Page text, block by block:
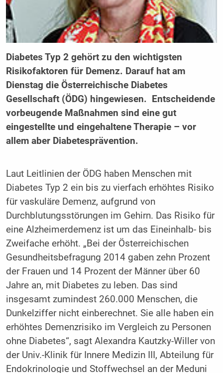
Diabetes Typ 2 gehört zu den wichtigsten
Risikofaktoren für Demenz. Darauf hat am
Dienstag die Österreichische Diabetes
Gesellschaft (ÖDG) hingewiesen. Entscheidende
vorbeugende Maßnahmen sind eine gut
eingestellte und eingehaltene Therapie – vor
allem aber Diabetesprävention.
Laut Leitlinien der ÖDG haben Menschen mit
Diabetes Typ 2 ein bis zu vierfach erhöhtes Risiko
für vaskuläre Demenz, aufgrund von
Durchblutungsstörungen im Gehirn. Das Risiko für
eine Alzheimerdemenz ist um das Eineinhalb- bis
Zweifache erhöht. „Bei der Österreichischen
Gesundheitsbefragung 2014 gaben zehn Prozent
der Frauen und 14 Prozent der Männer über 60
Jahre an, mit Diabetes zu leben. Das sind
insgesamt zumindest 260.000 Menschen, die
Dunkelziffer nicht einberechnet. Sie alle haben ein
erhöhtes Demenzrisiko im Vergleich zu Personen
ohne Diabetes“, sagt Alexandra Kautzky-Willer von
der Univ.-Klinik für Innere Medizin III, Abteilung für
Endokrinologie und Stoffwechsel an der Meduni